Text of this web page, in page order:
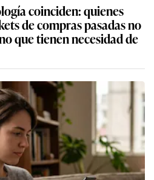
coinciden: quienes
de compras pasadas no
que tienen necesidad de